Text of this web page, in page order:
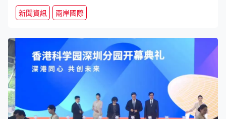
新聞資訊 兩岸國際